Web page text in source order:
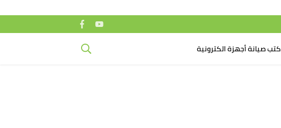
كتب صيانة أجهزة الكترونية